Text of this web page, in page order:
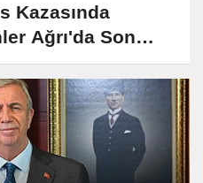
Kazasında
Ağrı'da Son